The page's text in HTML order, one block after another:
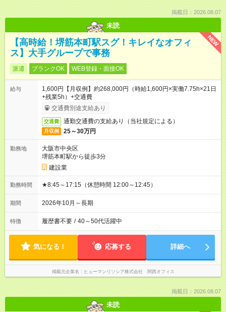
掲載日：2026.08.07
未読
NEW
【高時給！堺筋本町駅スグ！キレイなオフィ
ス】大手グループで事務
派遣 ブランクOK WEB登録・面接OK
給与
1,600円【月収例】約268,000円（時給1,600円×実働7.75h×21日
+残業5h）+交通費
交通費別途支給あり
交通費 通勤交通費の支給あり（当社規定による）
月収例 25～30万円
勤務地
大阪市中央区
堺筋本町駅から徒歩3分
建設業
勤務時間 ★8:45～17:15（休憩時間 12:00～12:45）
期間 2026年10月～長期
特徴 履歴書不要 / 40～50代活躍中
気になる！ 応募する 詳細へ
掲載元企業名 ヒューマンリソシア株式会社 関西オフィス
掲載日：2026.08.07
未読